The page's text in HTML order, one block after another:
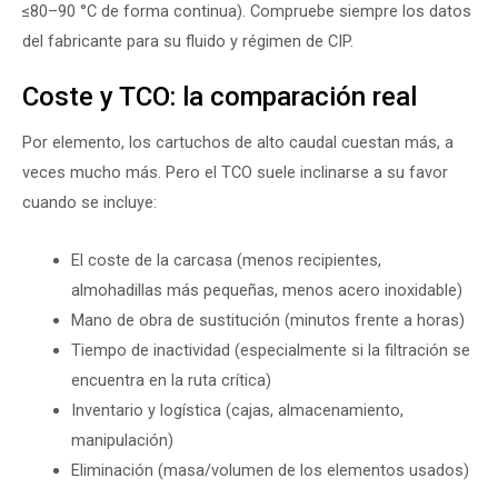
≤80–90 °C de forma continua). Compruebe siempre los datos
del fabricante para su fluido y régimen de CIP.
Coste y TCO: la comparación real
Por elemento, los cartuchos de alto caudal cuestan más, a
veces mucho más. Pero el TCO suele inclinarse a su favor
cuando se incluye:
El coste de la carcasa (menos recipientes,
almohadillas más pequeñas, menos acero inoxidable)
Mano de obra de sustitución (minutos frente a horas)
Tiempo de inactividad (especialmente si la filtración se
encuentra en la ruta crítica)
Inventario y logística (cajas, almacenamiento,
manipulación)
Eliminación (masa/volumen de los elementos usados)